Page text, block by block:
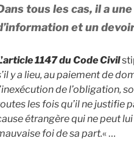
tous les cas, il a
et un
article 1147 du Code Civil
y a lieu, au paiement de
de l’obligation,
les fois qu’il ne justifie
étrangère qui ne peut
foi de sa part.« …